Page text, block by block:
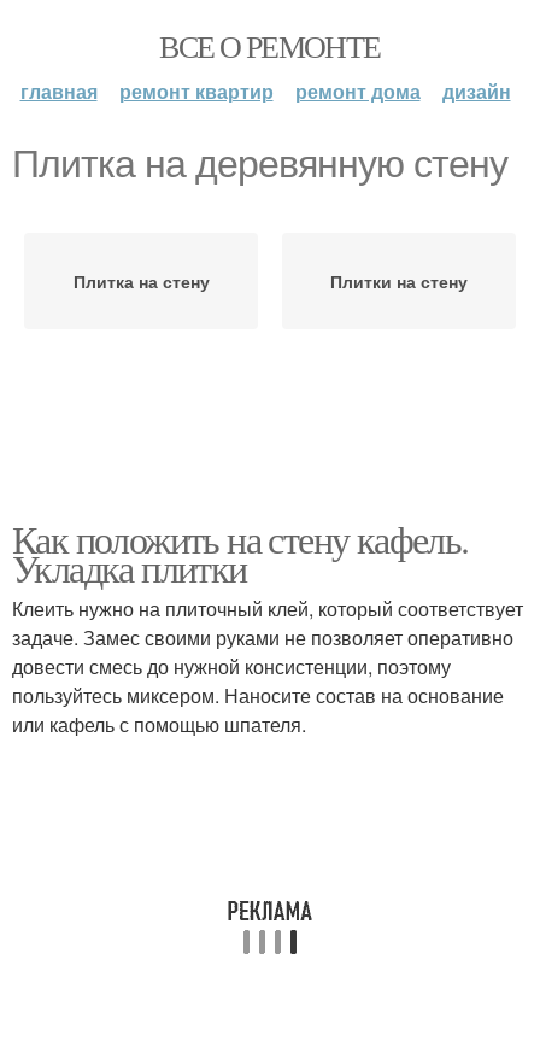
ВСЕ О РЕМОНТЕ
главная ремонт квартир ремонт дома дизайн
Плитка на деревянную стену
Плитка на стену Плитки на стену
Как положить на стену кафель.
Укладка плитки
Клеить нужно на плиточный клей, который соответствует
задаче. Замес своими руками не позволяет оперативно
довести смесь до нужной консистенции, поэтому
пользуйтесь миксером. Наносите состав на основание
или кафель с помощью шпателя.